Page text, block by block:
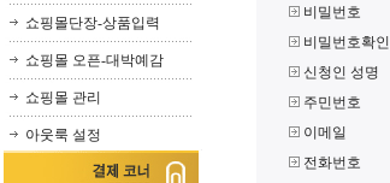
쇼핑몰단장-상품입력
쇼핑몰 오픈-대박예감
쇼핑몰 관리
아웃룩 설정
비밀번호
비밀번호확인
신청인 성명
주민번호
이메일
전화번호